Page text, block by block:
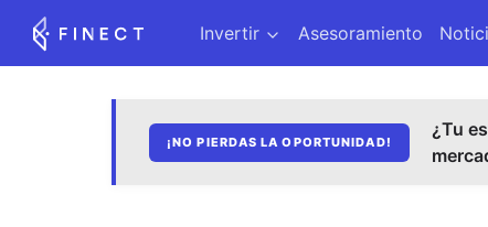
Invertir Asesoramiento
¡NO PIERDAS LA OPORTUNIDAD!
¿Tu